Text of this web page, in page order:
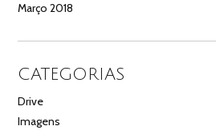
Março 2018
CATEGORIAS
Drive
Imagens